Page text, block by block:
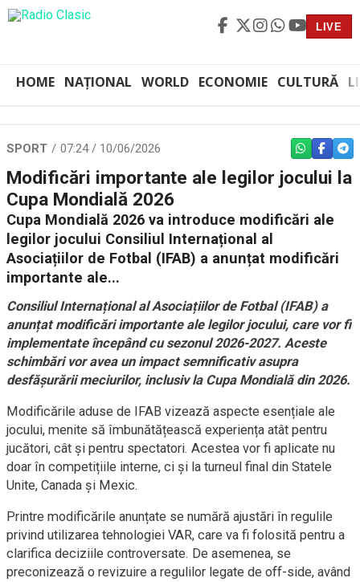
LIVE
HOME NAȚIONAL WORLD ECONOMIE CULTURĂ
SPORT 07:24 / 10/06/2026 WHATSAPP
Modificări importante ale legilor jocului la
Cupa Mondială 2026
Cupa Mondială 2026 va introduce modificări ale
legilor jocului Consiliul Internațional al
Asociațiilor de Fotbal (IFAB) a anunțat modificări
importante ale...
Consiliul Internațional al Asociațiilor de Fotbal (IFAB) a
anunțat modificări importante ale legilor jocului, care vor fi
implementate începând cu sezonul 2026-2027. Aceste
schimbări vor avea un impact semnificativ asupra
desfășurării meciurilor, inclusiv la Cupa Mondială din 2026.
Modificările aduse de IFAB vizează aspecte esențiale ale
jocului, menite să îmbunătățească experiența atât pentru
jucători, cât și pentru spectatori. Acestea vor fi aplicate nu
doar în competițiile interne, ci și la turneul final din Statele
Unite, Canada și Mexic.
Printre modificările anunțate se numără ajustări în regulile
privind utilizarea tehnologiei VAR, care va fi folosită pentru a
clarifica deciziile controversate. De asemenea, se
preconizează o revizuire a regulilor legate de off-side, având